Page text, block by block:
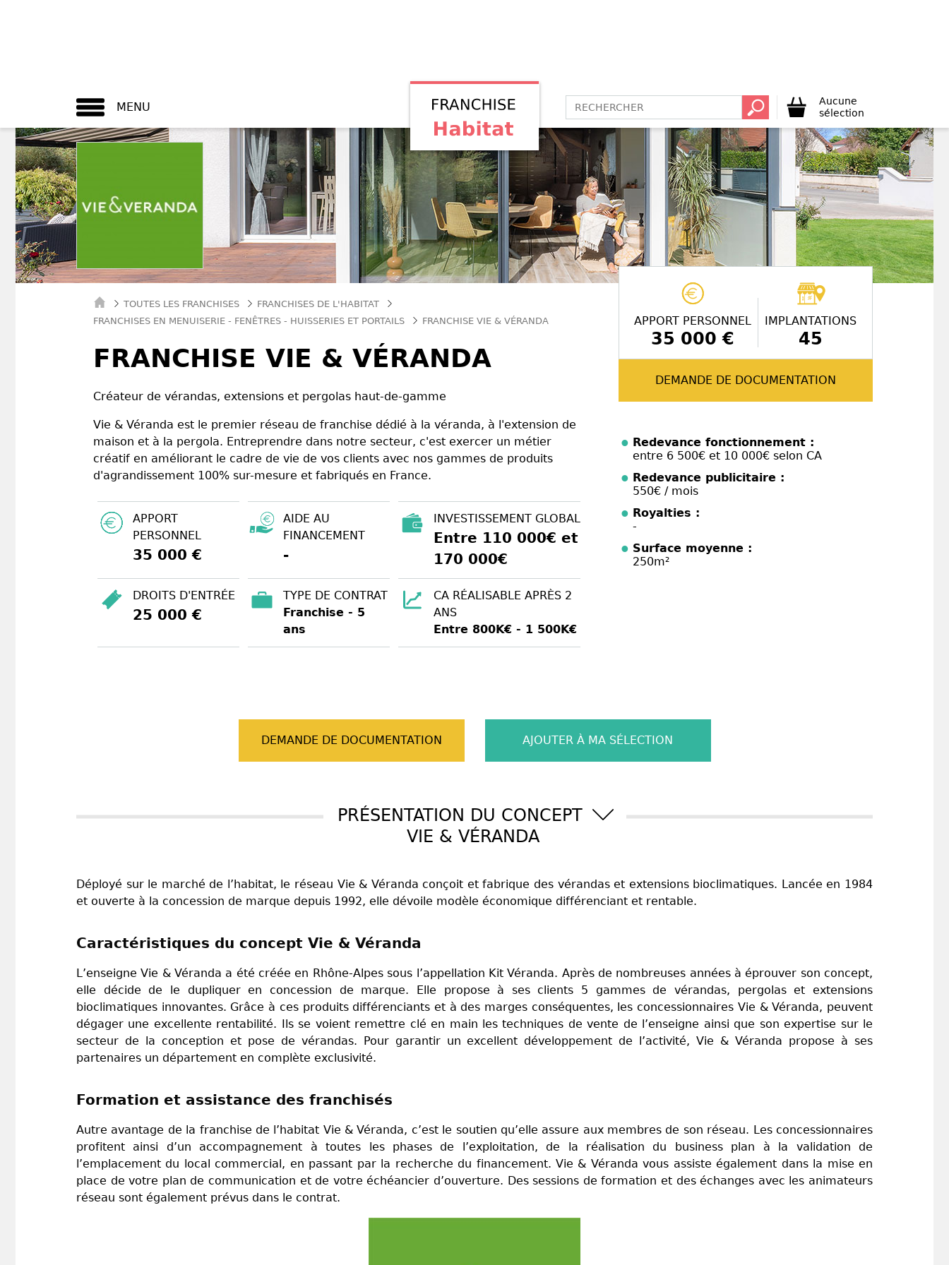
MENU
Aucune
sélection
TOUTES LES FRANCHISES
FRANCHISES DE L'HABITAT
FRANCHISES EN MENUISERIE - FENÊTRES - HUISSERIES ET PORTAILS
FRANCHISE VIE & VÉRANDA
FRANCHISE VIE & VÉRANDA
Créateur de vérandas, extensions et pergolas haut-de-gamme
Vie & Véranda est le premier réseau de franchise dédié à la véranda, à l'extension de
maison et à la pergola. Entreprendre dans notre secteur, c'est exercer un métier
créatif en améliorant le cadre de vie de vos clients avec nos gammes de produits
d'agrandissement 100% sur-mesure et fabriqués en France.
APPORT
PERSONNEL
35 000 €
AIDE AU
FINANCEMENT
-
INVESTISSEMENT GLOBAL
Entre 110 000€ et
170 000€
DROITS D'ENTRÉE
25 000 €
TYPE DE CONTRAT
Franchise - 5
ans
CA RÉALISABLE APRÈS 2
ANS
Entre 800K€ - 1 500K€
APPORT PERSONNEL
35 000 €
IMPLANTATIONS
45
DEMANDE DE DOCUMENTATION
Redevance fonctionnement :
entre 6 500€ et 10 000€ selon CA
Redevance publicitaire :
550€ / mois
Royalties :
-
Surface moyenne :
250m²
DEMANDE DE DOCUMENTATION AJOUTER À MA SÉLECTION
PRÉSENTATION DU CONCEPT
VIE & VÉRANDA
Déployé sur le marché de l’habitat, le réseau Vie & Véranda conçoit et fabrique des vérandas et extensions bioclimatiques. Lancée en 1984
et ouverte à la concession de marque depuis 1992, elle dévoile modèle économique différenciant et rentable.
Caractéristiques du concept Vie & Véranda
L’enseigne Vie & Véranda a été créée en Rhône-Alpes sous l’appellation Kit Véranda. Après de nombreuses années à éprouver son concept,
elle décide de le dupliquer en concession de marque. Elle propose à ses clients 5 gammes de vérandas, pergolas et extensions
bioclimatiques innovantes. Grâce à ces produits différenciants et à des marges conséquentes, les concessionnaires Vie & Véranda, peuvent
dégager une excellente rentabilité. Ils se voient remettre clé en main les techniques de vente de l’enseigne ainsi que son expertise sur le
secteur de la conception et pose de vérandas. Pour garantir un excellent développement de l’activité, Vie & Véranda propose à ses
partenaires un département en complète exclusivité.
Formation et assistance des franchisés
Autre avantage de la franchise de l’habitat Vie & Véranda, c’est le soutien qu’elle assure aux membres de son réseau. Les concessionnaires
profitent ainsi d’un accompagnement à toutes les phases de l’exploitation, de la réalisation du business plan à la validation de
l’emplacement du local commercial, en passant par la recherche du financement. Vie & Véranda vous assiste également dans la mise en
place de votre plan de communication et de votre échéancier d’ouverture. Des sessions de formation et des échanges avec les animateurs
réseau sont également prévus dans le contrat.